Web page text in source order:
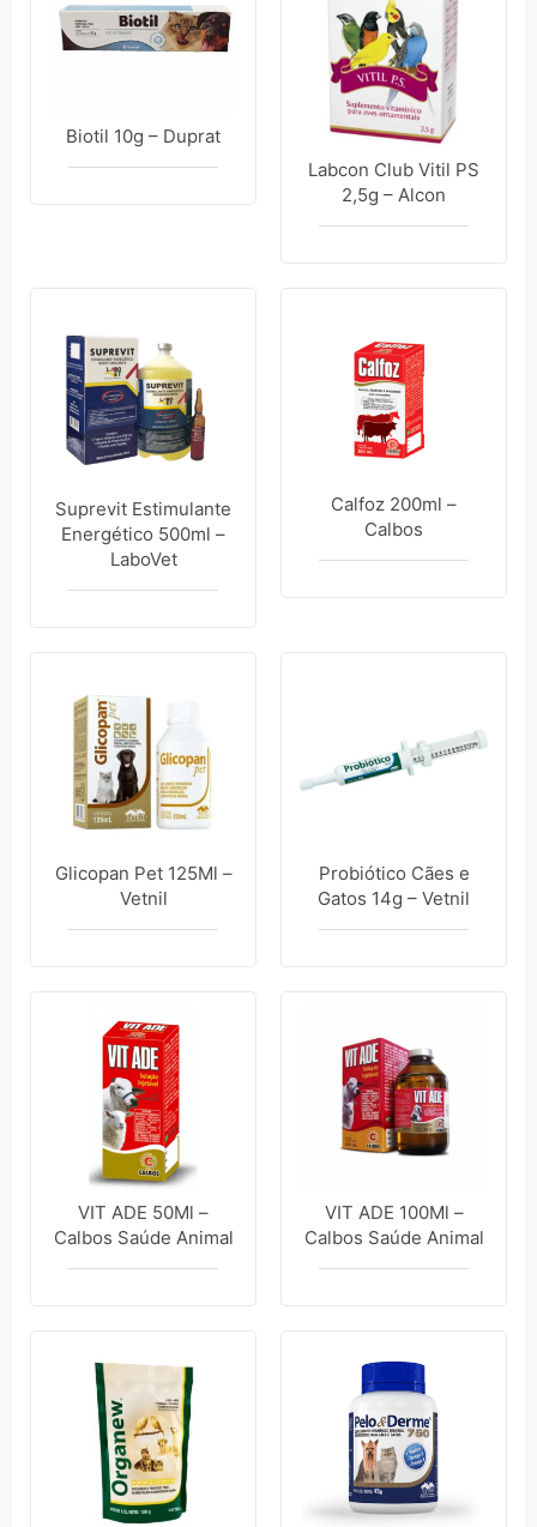
Biotil 10g – Duprat
Labcon Club Vitil PS
2,5g – Alcon
Suprevit Estimulante
Energético 500ml –
LaboVet
Calfoz 200ml –
Calbos
Glicopan Pet 125Ml –
Vetnil
Probiótico Cães e
Gatos 14g – Vetnil
VIT ADE 50Ml –
Calbos Saúde Animal
VIT ADE 100Ml –
Calbos Saúde Animal